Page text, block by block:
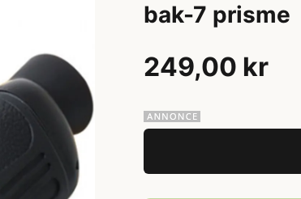
bak-7 prisme
249,00 kr